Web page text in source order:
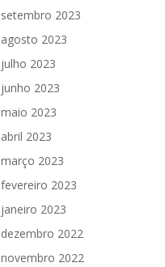
setembro 2023
agosto 2023
julho 2023
junho 2023
maio 2023
abril 2023
março 2023
fevereiro 2023
janeiro 2023
dezembro 2022
novembro 2022